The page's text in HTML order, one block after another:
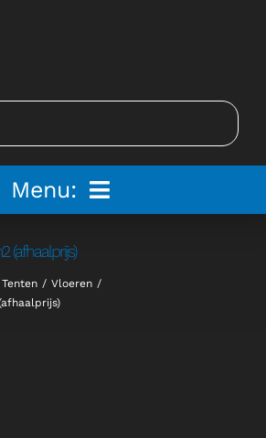
Menu:
(afhaalprijs)
Tenten
Vloeren